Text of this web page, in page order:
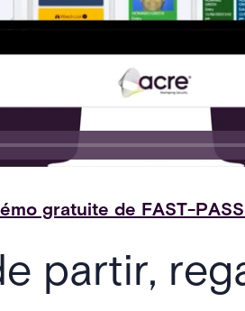
gratuite de FAST-
partir,